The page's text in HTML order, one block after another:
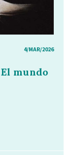
4/MAR/2026
mundo